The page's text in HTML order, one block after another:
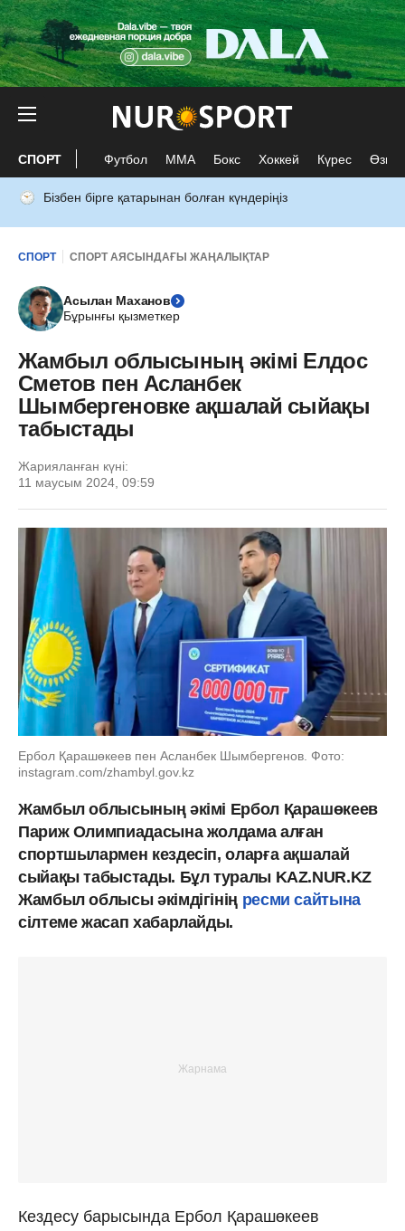
СПОРТ Футбол ММА Бокс Хоккей Күрес Өзге
Бізбен бірге қатарынан болған күндеріңіз
СПОРТ СПОРТ АЯСЫНДАҒЫ ЖАҢАЛЫҚТАР
Асылан Маханов
Бұрынғы қызметкер
Жамбыл облысының әкімі Елдос
Сметов пен Асланбек
Шымбергеновке ақшалай сыйақы
табыстады
Жарияланған күні:
11 маусым 2024, 09:59
Ербол Қарашөкеев пен Асланбек Шымбергенов. Фото:
instagram.com/zhambyl.gov.kz
Жамбыл облысының әкімі Ербол Қарашөкеев
Париж Олимпиадасына жолдама алған
спортшылармен кездесіп, оларға ақшалай
сыйақы табыстады. Бұл туралы KAZ.NUR.KZ
Жамбыл облысы әкімдігінің ресми сайтына
сілтеме жасап хабарлайды.
Кездесу барысында Ербол Қарашөкеев